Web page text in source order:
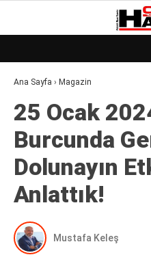
GALERİ
DÜNYA
EKONOMI
GÜNDEM
KÜLÜR – SANAT
MAGAZIN
SAĞLIK
Ana Sayfa › Magazin
25 Ocak
Burcunda
Dolunayın
Anlattık!
Mustafa Keleş